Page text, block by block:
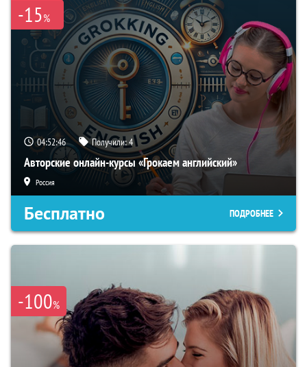
-15%
04:52:46 Получили:4
Авторские онлайн-курсы «Грокаем английский»
Россия
Бесплатно ПОДРОБНЕЕ
-100%